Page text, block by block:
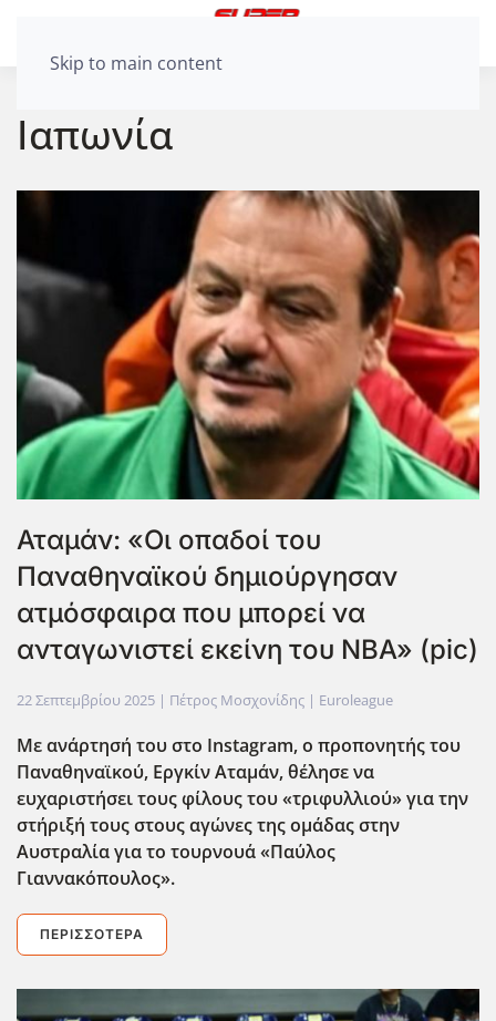
Skip to main content
Ιαπωνία
Αταμάν: «Οι οπαδοί του
Παναθηναϊκού δημιούργησαν
ατμόσφαιρα που μπορεί να
ανταγωνιστεί εκείνη του NBA» (pic)
22 Σεπτεμβρίου 2025 | Πέτρος Μοσχονίδης | Euroleague
Με ανάρτησή του στο Instagram, ο προπονητής του
Παναθηναϊκού, Εργκίν Αταμάν, θέλησε να
ευχαριστήσει τους φίλους του «τριφυλλιού» για την
στήριξή τους στους αγώνες της ομάδας στην
Αυστραλία για το τουρνου΄α «Παύλος
Γιαννακόπουλος».
ΠΕΡΙΣΣΌΤΕΡΑ